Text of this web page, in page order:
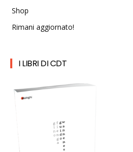
Shop
Rimani aggiornato!
I LIBRI DI CDT